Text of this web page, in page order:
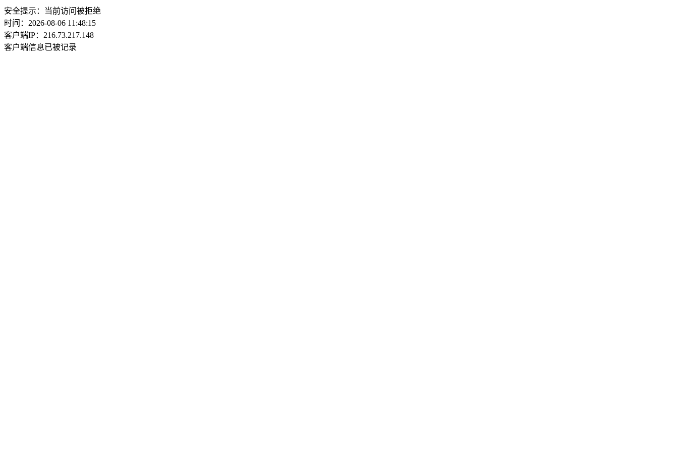
安全提示：当前访问被拒绝
时间：2026-08-06 11:48:15
客户端IP：216.73.217.148
客户端信息已被记录